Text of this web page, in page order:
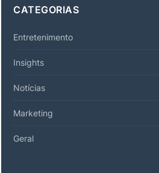
CATEGORIAS
Entretenimento
Insights
Notícias
Marketing
Geral